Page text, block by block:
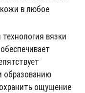
в любое
вязки
образованию
ощущение